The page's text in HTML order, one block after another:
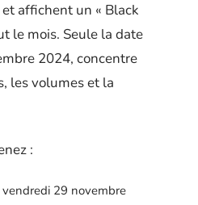
affichent un « Black
le mois. Seule la date
2024, concentre
les volumes et la
:
vendredi 29 novembre